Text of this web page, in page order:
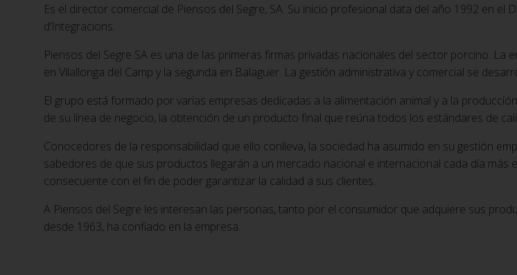
Es el director comercial de Piensos del Segre, SA. Su inicio profesional data del año 1992 en
d’Integracions.
Piensos del Segre SA es una de las primeras firmas privadas nacionales del sector porcino.
en Vilallonga del Camp y la segunda en Balaguer. La gestión administrativa y comercial se
El grupo está formado por varias empresas dedicadas a la alimentación animal y a la
de su línea de negocio, la obtención de un producto final que reúna todos los estándares de
Conocedores de la responsabilidad que ello conlleva, la sociedad ha asumido en su gestión
sabedores de que sus productos llegarán a un mercado nacional e internacional cada día
consecuente con el fin de poder garantizar la calidad a sus clientes.
A Piensos del Segre les interesan las personas, tanto por el consumidor que adquiere sus
desde 1963, ha confiado en la empresa.